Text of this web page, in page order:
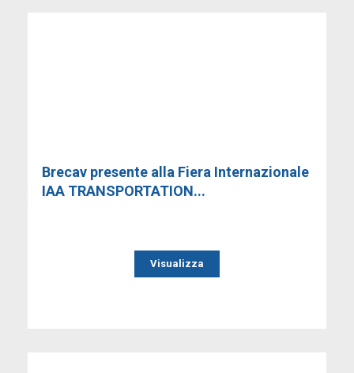
Brecav presente alla Fiera Internazionale
IAA TRANSPORTATION...
Visualizza